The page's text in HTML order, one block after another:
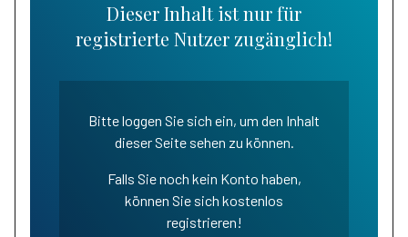
Dieser Inhalt ist nur für
registrierte Nutzer zugänglich!
Bitte loggen Sie sich ein, um den Inhalt
dieser Seite sehen zu können.
Falls Sie noch kein Konto haben,
können Sie sich kostenlos
registrieren!